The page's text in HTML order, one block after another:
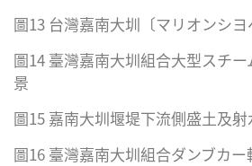
圖13 台灣嘉南大圳〔マリオンシ
圖14 臺灣嘉南大圳組合大型スチ
景
圖15 嘉南大圳堰堤下流側盛土及射
圖16 臺灣嘉南大圳組合ダンブカ